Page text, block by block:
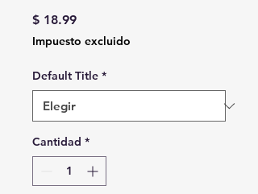
$ 18.99Precio
Impuesto excluido
Default Title *
Cantidad *